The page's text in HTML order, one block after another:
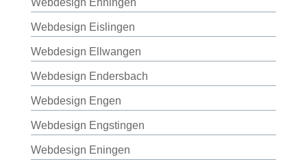
Webdesign Ehningen
Webdesign Eislingen
Webdesign Ellwangen
Webdesign Endersbach
Webdesign Engen
Webdesign Engstingen
Webdesign Eningen